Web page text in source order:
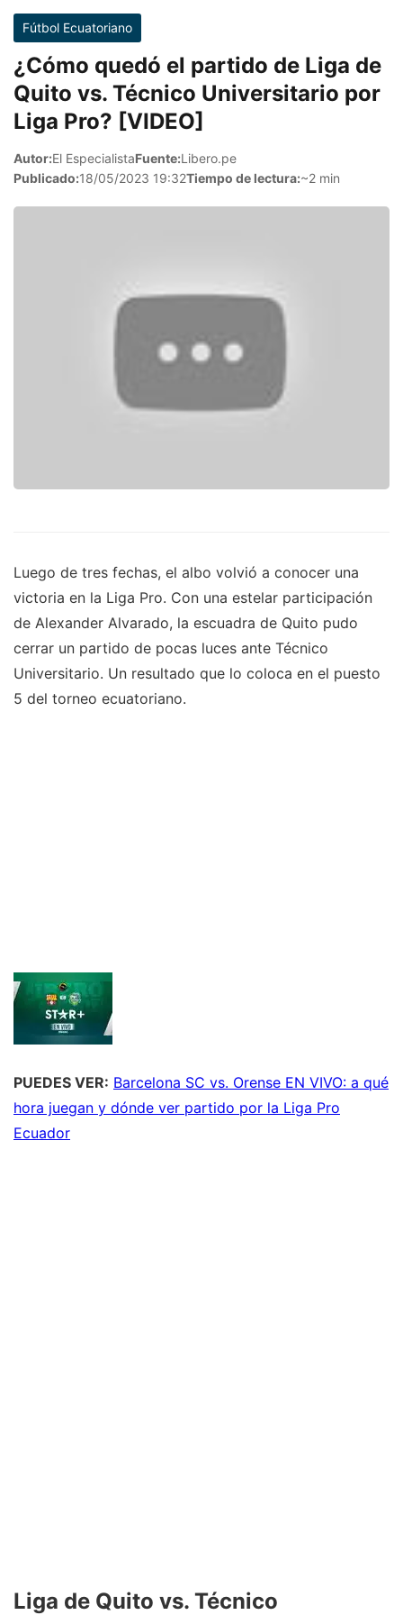
Fútbol Ecuatoriano
¿Cómo quedó el partido de Liga de
Quito vs. Técnico Universitario por
Liga Pro? [VIDEO]
Autor:El EspecialistaFuente:Libero.pe
Publicado:18/05/2023 19:32Tiempo de lectura:~2 min
Luego de tres fechas, el albo volvió a conocer una
victoria en la Liga Pro. Con una estelar participación
de Alexander Alvarado, la escuadra de Quito pudo
cerrar un partido de pocas luces ante Técnico
Universitario. Un resultado que lo coloca en el puesto
5 del torneo ecuatoriano.
PUEDES VER: Barcelona SC vs. Orense EN VIVO: a qué
hora juegan y dónde ver partido por la Liga Pro
Ecuador
Liga de Quito vs. Técnico